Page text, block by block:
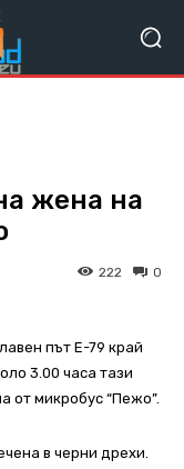
жена на
0
222
път Е-79 край
3.00 часа тази
от микробус “Пежо”.
в черни дрехи.